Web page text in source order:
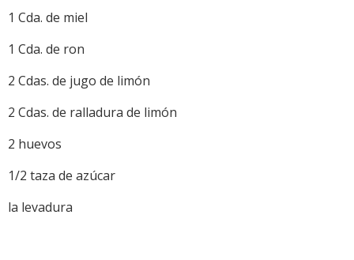
1 Cda. de miel
1 Cda. de ron
2 Cdas. de jugo de limón
2 Cdas. de ralladura de limón
2 huevos
1/2 taza de azúcar
la levadura